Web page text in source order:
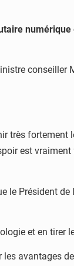
très fortement
est
le Président
et en tirer
avantages